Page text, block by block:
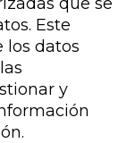
Este
los datos
y